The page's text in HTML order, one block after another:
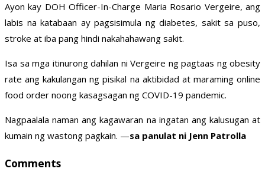
Ayon kay DOH Officer-In-Charge Maria Rosario Vergeire, ang
labis na katabaan ay pagsisimula ng diabetes, sakit sa puso,
stroke at iba pang hindi nakahahawang sakit.
Isa sa mga itinurong dahilan ni Vergeire ng pagtaas ng obesity
rate ang kakulangan ng pisikal na aktibidad at maraming online
food order noong kasagsagan ng COVID-19 pandemic.
Nagpaalala naman ang kagawaran na ingatan ang kalusugan at
kumain ng wastong pagkain. —sa panulat ni Jenn Patrolla
Comments